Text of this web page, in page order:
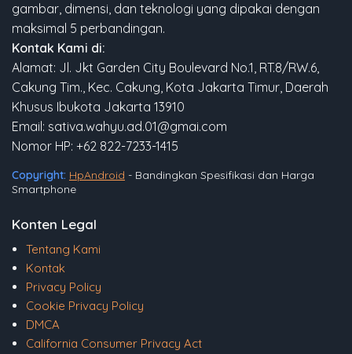
gambar, dimensi, dan teknologi yang dipakai dengan
maksimal 5 perbandingan.
Kontak Kami di:
Alamat: Jl. Jkt Garden City Boulevard No.1, RT.8/RW.6,
Cakung Tim., Kec. Cakung, Kota Jakarta Timur, Daerah
Khusus Ibukota Jakarta 13910
Email: sativa.wahyu.ad.01@gmai.com
Nomor HP: +62 822-7233-1415
Copyright: HpAndroid - Bandingkan Spesifikasi dan Harga
Smartphone
Konten Legal
Tentang Kami
Kontak
Privacy Policy
Cookie Privacy Policy
DMCA
California Consumer Privacy Act